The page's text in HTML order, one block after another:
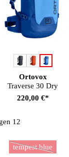
Ortovox
Traverse 30 Dry
Farbe
220,00 €*
Farbe
tempest blue
(Diese